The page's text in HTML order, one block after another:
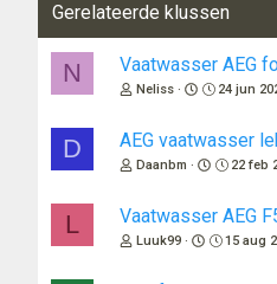
Gerelateerde klussen
N Vaatwasser AEG
Neliss 24 jun
D AEG vaatwasser
Daanbm 22 feb
L Vaatwasser AEG
Luuk99 15 aug